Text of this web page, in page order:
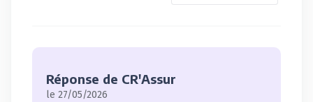
Réponse de CR'Assur
le 27/05/2026